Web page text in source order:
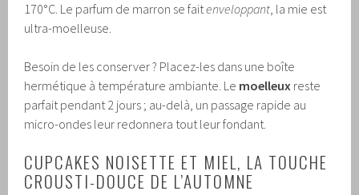
170°C. Le parfum de marron se faitenveloppant, la mie est
ultra-moelleuse.
Besoin de les conserver ? Placez-les dans une boîte
hermétique à température ambiante. Le moelleux reste
parfait pendant 2 jours ; au-delà, un passage rapide au
micro-ondes leur redonnera tout leur fondant.
CUPCAKES NOISETTE ET MIEL, LA TOUCHE
CROUSTI-DOUCE DE L’AUTOMNE